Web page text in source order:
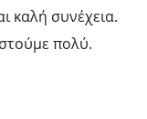
καλή συνέχεια.
πολύ.